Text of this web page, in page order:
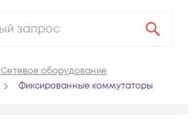
Сетевое оборудование
Фиксированные коммутаторы